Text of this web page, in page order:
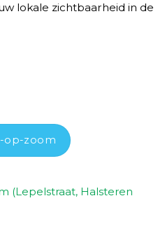
lokale zichtbaarheid in de
op-zoom
(Lepelstraat, Halsteren